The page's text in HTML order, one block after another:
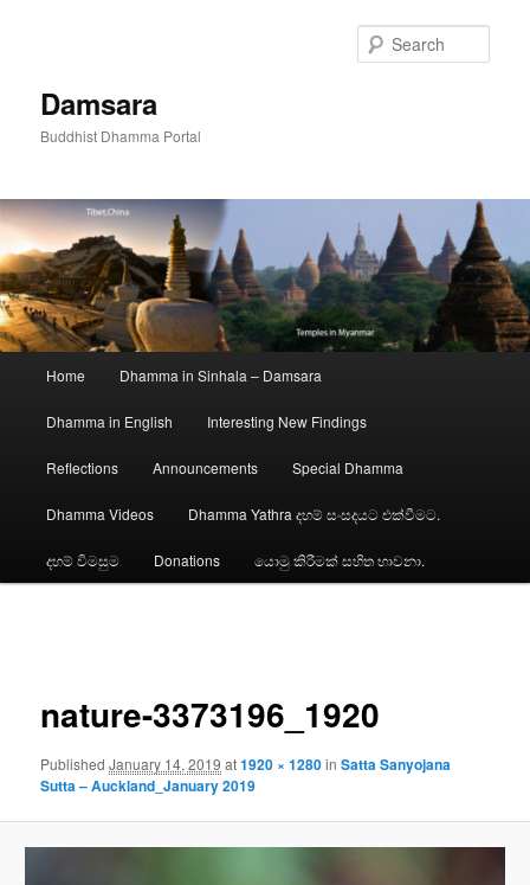
Damsara
Buddhist Dhamma Portal
Home Dhamma in Sinhala – Damsara
Dhamma in English Interesting New Findings
Reflections Announcements Special Dhamma
Dhamma Videos Dhamma Yathra දහම් සංසදයට එක්වීමට.
දහම් විමසුම Donations යොමු කිරීමක් සහිත භාවනා.
nature-3373196_1920
PublishedJanuary 14, 2019 at1920 × 1280inSatta Sanyojana
Sutta – Auckland_January 2019